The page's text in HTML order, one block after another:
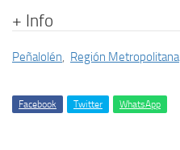
+ Info
Peñalolén, Región Metropolitana
Facebook Twitter WhatsApp